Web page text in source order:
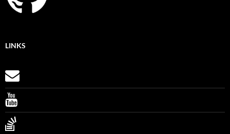
LINKS